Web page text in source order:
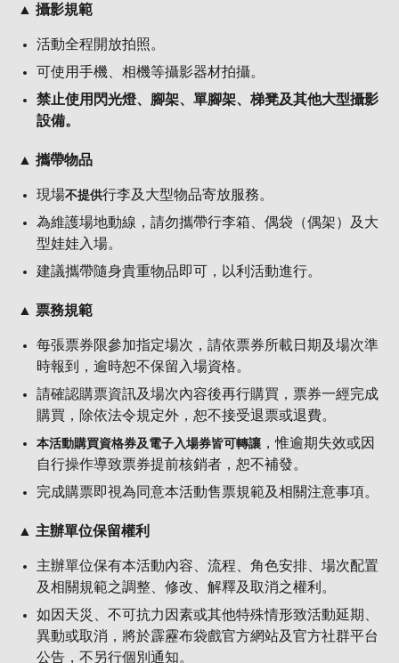
▲ 攝影規範
活動全程開放拍照。
可使用手機、相機等攝影器材拍攝。
禁止使用閃光燈、腳架、單腳架、梯凳及其他大型攝影
設備。
▲ 攜帶物品
現場不提供行李及大型物品寄放服務。
為維護場地動線，請勿攜帶行李箱、偶袋（偶架）及大
型娃娃入場。
建議攜帶隨身貴重物品即可，以利活動進行。
▲ 票務規範
每張票券限參加指定場次，請依票券所載日期及場次準
時報到，逾時恕不保留入場資格。
請確認購票資訊及場次內容後再行購買，票券一經完成
購買，除依法令規定外，恕不接受退票或退費。
本活動購買資格券及電子入場券皆可轉讓 ，惟逾期失效或因
自行操作導致票券提前核銷者，恕不補發。
完成購票即視為同意本活動售票規範及相關注意事項。
▲ 主辦單位保留權利
主辦單位保有本活動內容、流程、角色安排、場次配置
及相關規範之調整、修改、解釋及取消之權利。
如因天災、不可抗力因素或其他特殊情形致活動延期、
異動或取消，將於霹靂布袋戲官方網站及官方社群平台
公告，不另行個別通知。